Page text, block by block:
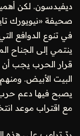
ديفيدسون. لكن
صحيفة «نيويورك
في تنوع الدوافع
ينتمي إلى الجناح
قرار الحرب يجب
البيت الأبيض.
يصبح فيها دعم حرب
مع اقتراب موعد